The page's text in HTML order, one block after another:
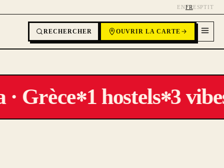
ENFR ESPTIT
RECHERCHER OUVRIR LA CARTE
Grèce✻1 hostels✻3